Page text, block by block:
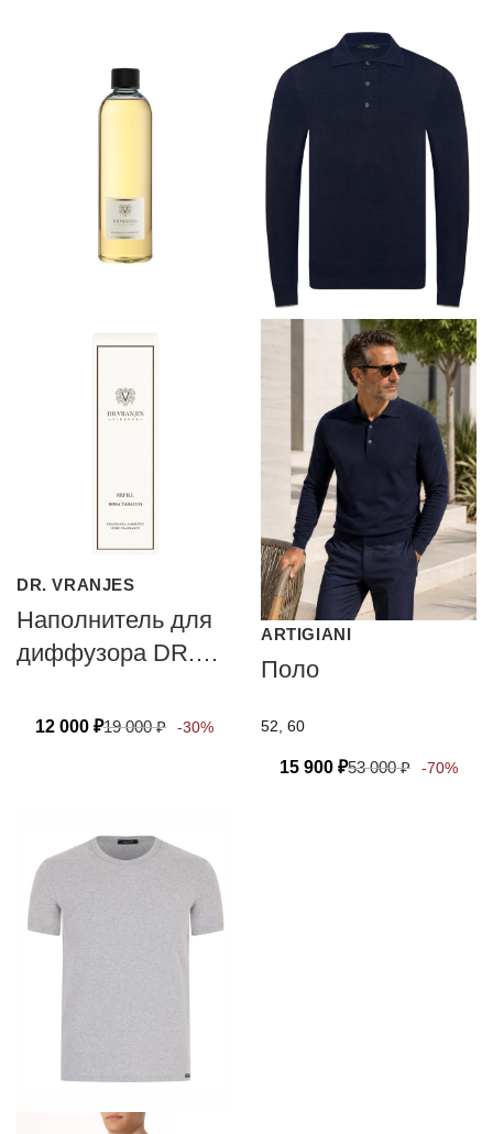
DR. VRANJES
Наполнитель для
диффузора DR.
FIRENZE ROSA
12 000 ₽19 000₽ -30%
ARTIGIANI
Поло
52, 60
15 900 ₽53 000₽ -70%